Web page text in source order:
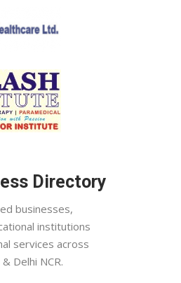
Directory
businesses,
institutions
services across
Delhi NCR.